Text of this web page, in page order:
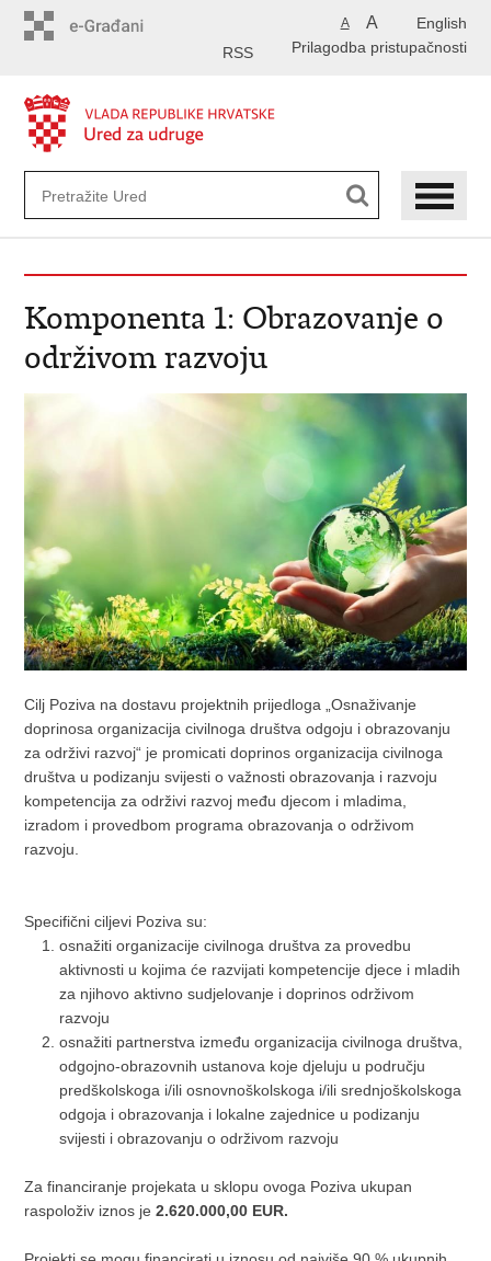
English
A A
Prilagodba pristupačnosti
RSS
Komponenta 1: Obrazovanje o
održivom razvoju
Cilj Poziva na dostavu projektnih prijedloga „Osnaživanje
doprinosa organizacija civilnoga društva odgoju i obrazovanju
za održivi razvoj“ je promicati doprinos organizacija civilnoga
društva u podizanju svijesti o važnosti obrazovanja i razvoju
kompetencija za održivi razvoj među djecom i mladima,
izradom i provedbom programa obrazovanja o održivom
razvoju.
Specifični ciljevi Poziva su:
osnažiti organizacije civilnoga društva za provedbu
aktivnosti u kojima će razvijati kompetencije djece i mladih
za njihovo aktivno sudjelovanje i doprinos održivom
razvoju
osnažiti partnerstva između organizacija civilnoga društva,
odgojno-obrazovnih ustanova koje djeluju u području
predškolskoga i/ili osnovnoškolskoga i/ili srednjoškolskoga
odgoja i obrazovanja i lokalne zajednice u podizanju
svijesti i obrazovanju o održivom razvoju
Za financiranje projekata u sklopu ovoga Poziva ukupan
raspoloživ iznos je2.620.000,00 EUR.